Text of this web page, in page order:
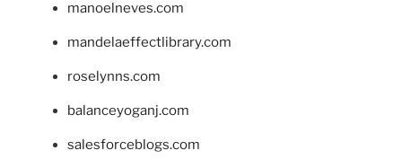
manoelneves.com
mandelaeffectlibrary.com
roselynns.com
balanceyoganj.com
salesforceblogs.com